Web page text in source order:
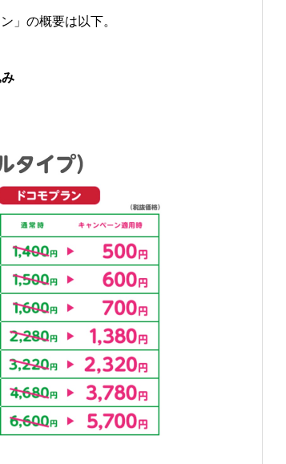
」の概要は以下。